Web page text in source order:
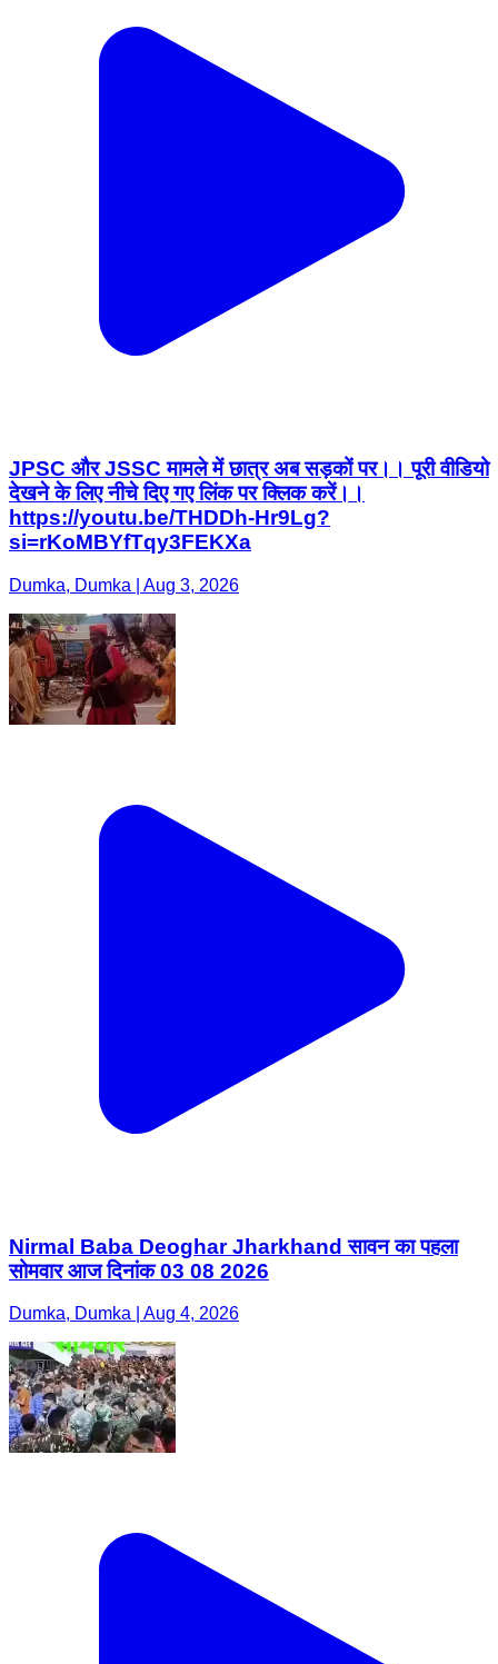
JPSC और JSSC मामले में छात्र अब सड़कों पर।। पूरी वीडियो
देखने के लिए नीचे दिए गए लिंक पर क्लिक करें।।
https://youtu.be/THDDh-Hr9Lg?
si=rKoMBYfTqy3FEKXa
Dumka, Dumka | Aug 3, 2026
Nirmal Baba Deoghar Jharkhand सावन का पहला
सोमवार आज दिनांक 03 08 2026
Dumka, Dumka | Aug 4, 2026